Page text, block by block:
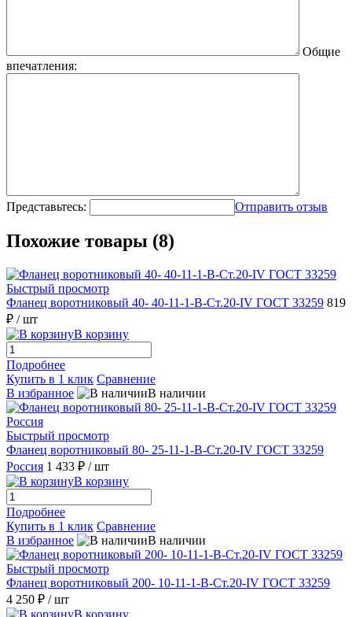
Общие
впечатления:
Представьтесь: Отправить отзыв
Похожие товары (8)
Быстрый просмотр
Фланец воротниковый 40- 40-11-1-B-Ст.20-IV ГОСТ 33259 819
₽ / шт
В корзину
Подробнее
Купить в 1 клик Сравнение
В избранное
В наличии
Быстрый просмотр
Фланец воротниковый 80- 25-11-1-B-Ст.20-IV ГОСТ 33259
Россия 1 433 ₽ / шт
В корзину
Подробнее
Купить в 1 клик Сравнение
В избранное
В наличии
Быстрый просмотр
Фланец воротниковый 200- 10-11-1-B-Ст.20-IV ГОСТ 33259
4 250 ₽ / шт